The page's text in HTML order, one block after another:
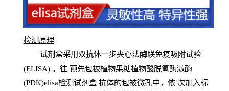
检测原理
试剂盒采用双抗体一步夹心法酶联免疫吸附试验
(ELISA) 。往 预先包被植物果糖植物酸脱氢酶激酶
(PDK)elisa检测试剂盒抗体的包被微孔中，依 次加入标